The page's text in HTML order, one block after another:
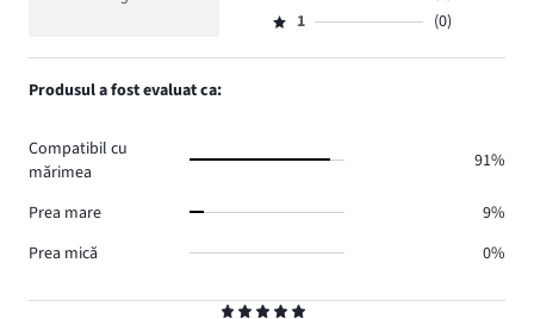
voturi
8.
de
0.
numărul
2,
Evaluare
1,
1 (0)
Produsul a fost evaluat ca:
Compatibil cu
mărimea
91%
Prea mare
9%
Prea mică
0%